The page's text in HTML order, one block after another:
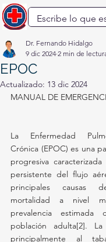
EPOC
Dr. Fernando Hidalgo
9 dic 2024 2 min de
Actualizado: 13 dic 2024
MANUAL DE
La Enfermedad
Crónica (EPOC) es una
progresiva
persistente del flujo
principales causas
mortalidad a nivel
prevalencia
población adulta[2].
principalmente al